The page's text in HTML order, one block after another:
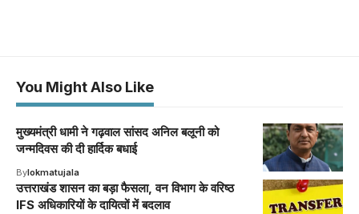
You Might Also Like
मुख्यमंत्री धामी ने गढ़वाल सांसद अनिल बलूनी को
जन्मदिवस की दी हार्दिक बधाई
Bylokmatujala
उत्तराखंड शासन का बड़ा फैसला, वन विभाग के वरिष्ठ
IFS अधिकारियों के दायित्वों में बदलाव